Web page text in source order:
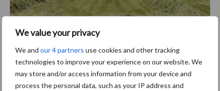
We value your privacy
We and our 4 partners use cookies and other tracking
technologies to improve your experience on our website. We
may store and/or access information from your device and
process the personal data, such as your IP address and
Bij de modellen LINER 3100, 2900 en worden de werk- en
zwadbreedte hydraulisch en synchroon versteld met
telescooparmen. Bij LINER 2700 en 2600 daarentegen wordt de
verstelling mechanisch uitgevoerd. Bij LINER 2700 geschiedt dit